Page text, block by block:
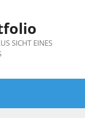
SICHT EINES